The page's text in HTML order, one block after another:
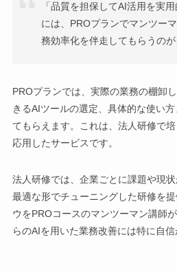
「品質を担保してAI活用を実
には、PROプランでマンツー
務効率化を伴走してもらうのが
PROプランでは、実際の業務の棚卸
きるAIツールの選定、具体的な使い
てもらえます。これは、法人研修で
応用したサービスです。
法人研修では、企業ごとに課題や現
最適な形でチューニングした研修を
ウをPROコースのマンツーマン講師
らのAIを用いた業務改善には特に自信